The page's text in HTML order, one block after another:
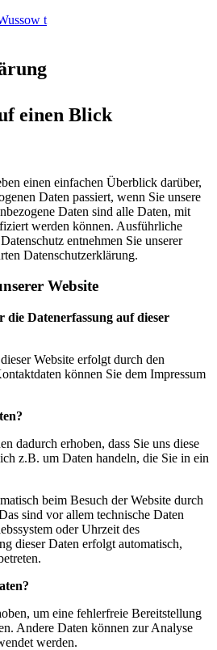
t
einen Blick
einen einfachen Überblick darüber,
Daten passiert, wenn Sie unsere
Daten sind alle Daten, mit
werden können. Ausführliche
entnehmen Sie unserer
Datenschutzerklärung.
Website
Datenerfassung auf dieser
Website erfolgt durch den
können Sie dem Impressum
dadurch erhoben, dass Sie uns diese
z.B. um Daten handeln, die Sie in ein
beim Besuch der Website durch
sind vor allem technische Daten
oder Uhrzeit des
dieser Daten erfolgt automatisch,
um eine fehlerfreie Bereitstellung
Andere Daten können zur Analyse
werden.